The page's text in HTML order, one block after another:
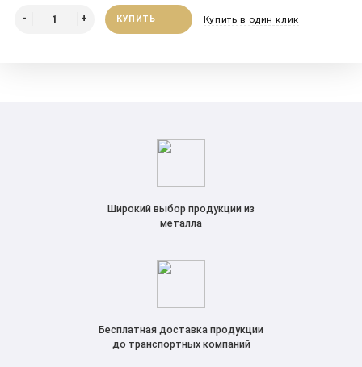
КУПИТЬ Купить в один клик
Широкий выбор продукции из
металла
Бесплатная доставка продукции
до транспортных компаний